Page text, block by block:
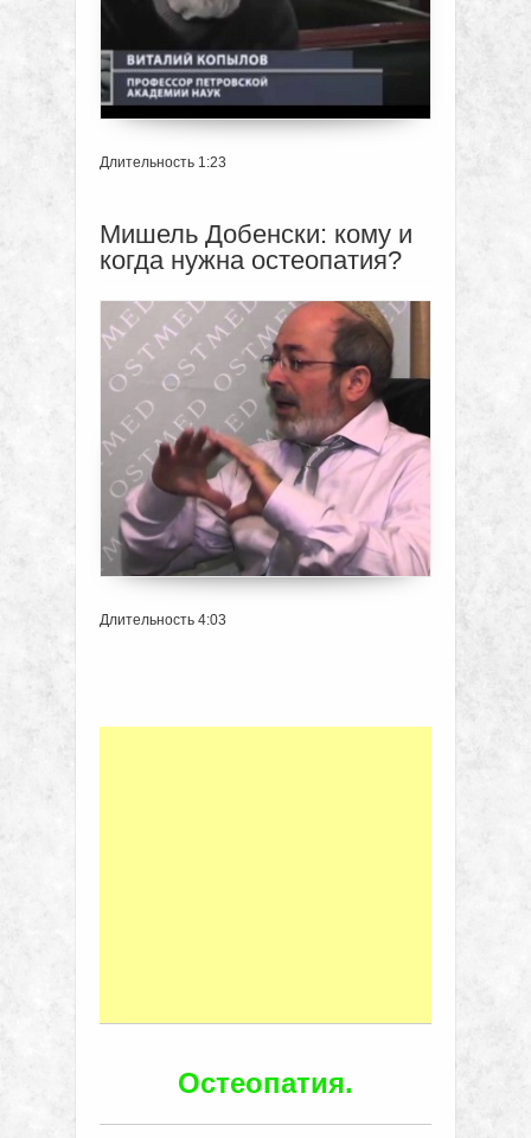
Длительность 1:23
Мишель Добенски: кому и
когда нужна остеопатия?
Длительность 4:03
Остеопатия.